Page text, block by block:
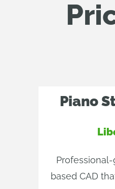
Piano
based CAD